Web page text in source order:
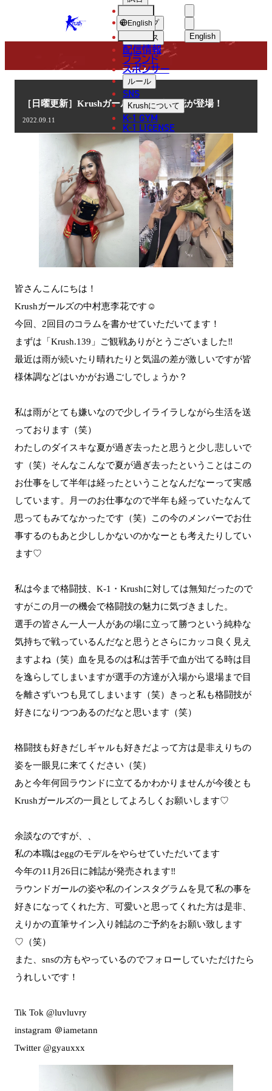
KRUSH English
中文（繁體
ショップ
ニュース
配信情報
ブランド
スポンサー
ルール
SNS
Krushについて
K-1 GYM
K-1 LICENSE
English
COLUMN
コラム
［日曜更新］Krushガールズ 中村恵李花が登場！
2022.09.11
皆さんこんにちは！
Krushガールズの中村恵李花です☺︎
今回、2回目のコラムを書かせていただいてます！
まずは「Krush.139」ご観戦ありがとうございました‼︎
最近は雨が続いたり晴れたりと気温の差が激しいですが皆
様体調などはいかがお過ごしでしょうか？
私は雨がとても嫌いなので少しイライラしながら生活を送
っております（笑）
わたしのダイスキな夏が過ぎ去ったと思うと少し悲しいで
す（笑）そんなこんなで夏が過ぎ去ったということはこの
お仕事をして半年は経ったということなんだなーって実感
しています。月一のお仕事なので半年も経っていたなんて
思ってもみてなかったです（笑）この今のメンバーでお仕
事するのもあと少ししかないのかなーとも考えたりしてい
ます♡
私は今まで格闘技、K-1・Krushに対しては無知だったので
すがこの月一の機会で格闘技の魅力に気づきました。
選手の皆さん一人一人があの場に立って勝つという純粋な
気持ちで戦っているんだなと思うとさらにカッコ良く見え
ますよね（笑）血を見るのは私は苦手で血が出てる時は目
を逸らしてしまいますが選手の方達が入場から退場まで目
を離さずいつも見てしまいます（笑）きっと私も格闘技が
好きになりつつあるのだなと思います（笑）
格闘技も好きだしギャルも好きだよって方は是非えりちの
姿を一眼見に来てください（笑）
あと今年何回ラウンドに立てるかわかりませんが今後とも
Krushガールズの一員としてよろしくお願いします♡
余談なのですが、、
私の本職はeggのモデルをやらせていただいてます
今年の11月26日に雑誌が発売されます‼︎
ラウンドガールの姿や私のインスタグラムを見て私の事を
好きになってくれた方、可愛いと思ってくれた方は是非、
えりかの直筆サイン入り雑誌のご予約をお願い致します
♡（笑）
また、snsの方もやっているのでフォローしていただけたら
うれしいです！
Tik Tok @luvluvry
instagram ＠iametann
Twitter @gyauxxx